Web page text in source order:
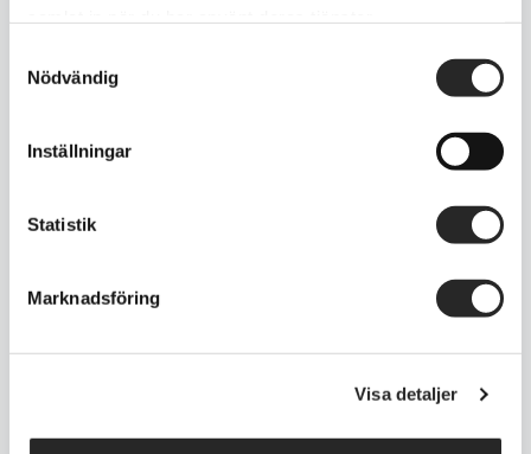
Nödvändig
Inställningar
Statistik
Marknadsföring
Visa detaljer
Om oss
dess etablerat sig som en av Söders mest
pålitliga och serviceinriktade företag inom
Folkungagatan 87, 116 30,Stockholm